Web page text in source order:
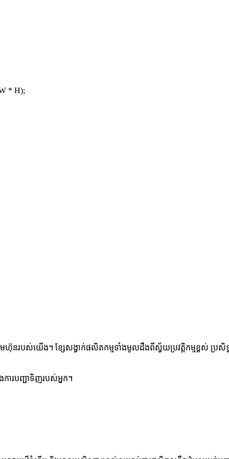
* H);
នរបស់យើង។ ខ្សែសង្វាក់ផលិតកម្មទាំងមូលដឹងពីស្វ័យប្រវត្តិកម្មខ្ពស់ ប្
ារបញ្ជាទិញរបស់អ្នក។